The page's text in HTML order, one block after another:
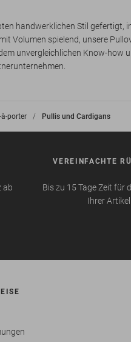
handwerklichen Stil gefertigt,
Volumen spielend, unsere
unvergleichlichen Know-how
à-porter >
Pullis und Cardigans
ab
VEREINFACHTE
Bis zu 15 Tage Zeit für
Ihrer Artikel.